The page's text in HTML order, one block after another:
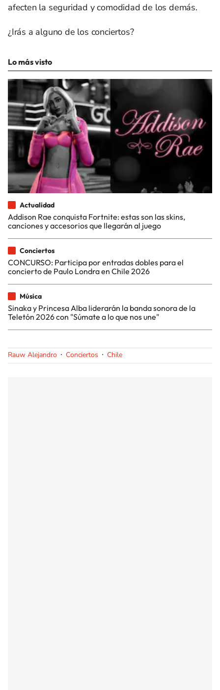
afecten la seguridad y comodidad de los demás.
¿Irás a alguno de los conciertos?
Lo más visto
Actualidad
Addison Rae conquista Fortnite: estas son las skins,
canciones y accesorios que llegarán al juego
Conciertos
CONCURSO: Participa por entradas dobles para el
concierto de Paulo Londra en Chile 2026
Música
Sinaka y Princesa Alba liderarán la banda sonora de la
Teletón 2026 con "Súmate a lo que nos une"
Rauw Alejandro Conciertos Chile